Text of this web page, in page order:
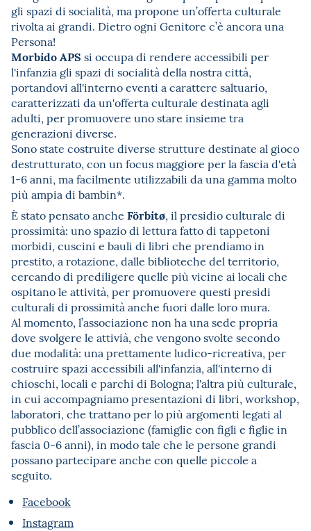
gli spazi di socialità, ma propone un’offerta culturale
rivolta ai grandi. Dietro ogni Genitore c’è ancora una
Persona!
Morbido APS si occupa di rendere accessibili per
l'infanzia gli spazi di socialità della nostra città,
portandovi all'interno eventi a carattere saltuario,
caratterizzati da un'offerta culturale destinata agli
adulti, per promuovere uno stare insieme tra
generazioni diverse.
Sono state costruite diverse strutture destinate al gioco
destrutturato, con un focus maggiore per la fascia d'età
1-6 anni, ma facilmente utilizzabili da una gamma molto
più ampia di bambin*.
È stato pensato anche Förbitø, il presidio culturale di
prossimità: uno spazio di lettura fatto di tappetoni
morbidi, cuscini e bauli di libri che prendiamo in
prestito, a rotazione, dalle biblioteche del territorio,
cercando di prediligere quelle più vicine ai locali che
ospitano le attività, per promuovere questi presidi
culturali di prossimità anche fuori dalle loro mura.
Al momento, l’associazione non ha una sede propria
dove svolgere le attivià, che vengono svolte secondo
due modalità: una prettamente ludico-ricreativa, per
costruire spazi accessibili all'infanzia, all'interno di
chioschi, locali e parchi di Bologna; l'altra più culturale,
in cui accompagniamo presentazioni di libri, workshop,
laboratori, che trattano per lo più argomenti legati al
pubblico dell’associazione (famiglie con figli e figlie in
fascia 0-6 anni), in modo tale che le persone grandi
possano partecipare anche con quelle piccole a
seguito.
Facebook
Instagram